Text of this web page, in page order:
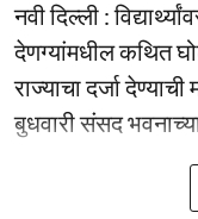
नवी दिल्ली :
देणग्यांमधील कथित
राज्याचा दर्जा
बुधवारी संसद